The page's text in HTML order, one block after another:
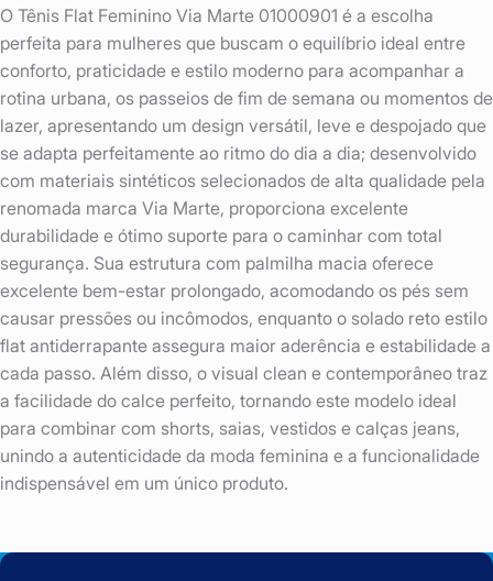
O Tênis Flat Feminino Via Marte 01000901 é a escolha
perfeita para mulheres que buscam o equilíbrio ideal entre
conforto, praticidade e estilo moderno para acompanhar a
rotina urbana, os passeios de fim de semana ou momentos de
lazer, apresentando um design versátil, leve e despojado que
se adapta perfeitamente ao ritmo do dia a dia; desenvolvido
com materiais sintéticos selecionados de alta qualidade pela
renomada marca Via Marte, proporciona excelente
durabilidade e ótimo suporte para o caminhar com total
segurança. Sua estrutura com palmilha macia oferece
excelente bem-estar prolongado, acomodando os pés sem
causar pressões ou incômodos, enquanto o solado reto estilo
flat antiderrapante assegura maior aderência e estabilidade a
cada passo. Além disso, o visual clean e contemporâneo traz
a facilidade do calce perfeito, tornando este modelo ideal
para combinar com shorts, saias, vestidos e calças jeans,
unindo a autenticidade da moda feminina e a funcionalidade
indispensável em um único produto.